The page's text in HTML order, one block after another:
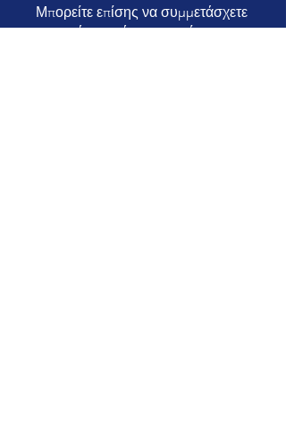
Μπορείτε επίσης να συμμετάσχετε
σε αυτό το πρόγραμμα μέσω της